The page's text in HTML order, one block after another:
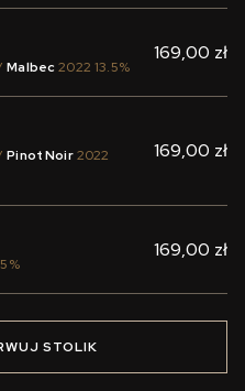
STOLIK
/Malbec 2022 13.5%
169,00 zł
/Pinot Noir2022
169,00 zł
169,00 zł
Cabernet Sauvignon